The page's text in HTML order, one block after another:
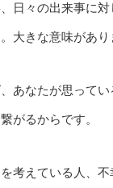
日々の出来事に
大きな意味があり
あなたが思ってい
がるからです。
考えている人、